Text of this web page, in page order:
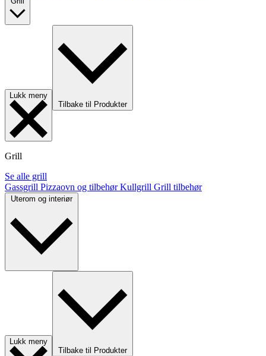
Lukk meny
Tilbake til Produkter
Grill
Se alle grill
Gassgrill Pizzaovn og tilbehørKullgrill Grill tilbehør
Uterom og interiør
Lukk meny
Tilbake til Produkter